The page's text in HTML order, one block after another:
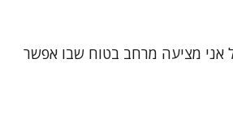
אני מציעה מרחב בטוח שבו אפשר